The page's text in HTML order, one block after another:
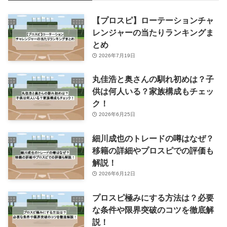
【プロスピ】ローテーションチャ
レンジャーの当たりランキングま
とめ
2026年7月19日
丸佳浩と奥さんの馴れ初めは？子
供は何人いる？家族構成もチェッ
ク！
2026年6月25日
細川成也のトレードの噂はなぜ？
移籍の詳細やプロスピでの評価も
解説！
2026年6月12日
プロスピ極みにする方法は？必要
な条件や限界突破のコツを徹底解
説！